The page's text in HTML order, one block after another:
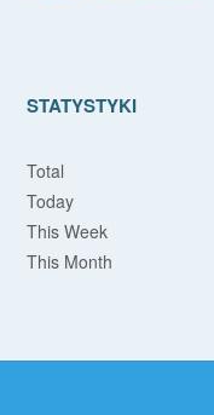
STATYSTYKI
Total
Today
This Week
This Month